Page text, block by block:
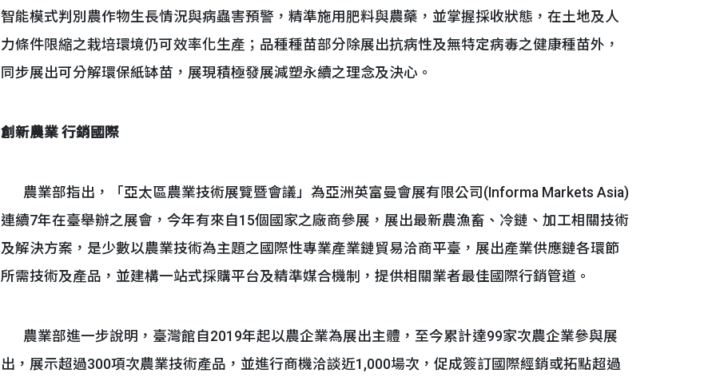
智能模式判別農作物生長情況與病蟲害預警，精準施用肥料與農藥，並掌握採收狀態，在土地及人
力條件限縮之栽培環境仍可效率化生產；品種種苗部分除展出抗病性及無特定病毒之健康種苗外，
同步展出可分解環保紙缽苗，展現積極發展減塑永續之理念及決心。
創新農業 行銷國際
農業部指出，「亞太區農業技術展覽暨會議」為亞洲英富曼會展有限公司(Informa Markets Asia)
連續7年在臺舉辦之展會，今年有來自15個國家之廠商參展，展出最新農漁畜、冷鏈、加工相關技術
及解決方案，是少數以農業技術為主題之國際性專業產業鏈貿易洽商平臺，展出產業供應鏈各環節
所需技術及產品，並建構一站式採購平台及精準媒合機制，提供相關業者最佳國際行銷管道。
農業部進一步說明，臺灣館自2019年起以農企業為展出主體，至今累計達99家次農企業參與展
出，展示超過300項次農業技術產品，並進行商機洽談近1,000場次，促成簽訂國際經銷或拓點超過